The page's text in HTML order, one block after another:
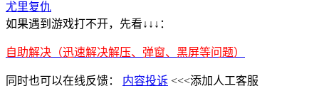
尤里复仇
如果遇到游戏打不开，先看↓↓↓：
自助解决（迅速解决解压、弹窗、黑屏等问题）
同时也可以在线反馈： 内容投诉 <<<添加人工客服